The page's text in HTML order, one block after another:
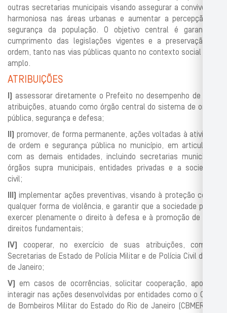
outras secretarias municipais visando assegurar a convivência
harmoniosa nas áreas urbanas e aumentar a percepção de
segurança da população. O objetivo central é garantir o
cumprimento das legislações vigentes e a preservação da
ordem, tanto nas vias públicas quanto no contexto social mais
amplo.
ATRIBUIÇÕES
assessorar diretamente o Prefeito no desempenho de suas
atribuições, atuando como órgão central do sistema de ordem
pública, segurança e defesa;
promover, de forma permanente, ações voltadas à atividade
de ordem e segurança pública no município, em articulação
com as demais entidades, incluindo secretarias municipais,
órgãos supra municipais,entidades privadas e a sociedade
civil;
implementar ações preventivas, visando à proteção contra
qualquer forma de violência, e garantir que a sociedadepossa
exercer plenamente o direito à defesa e à promoção de seus
direitos fundamentais;
IV)
cooperar, no exercício de suas atribuições, com as
Secretarias de Estado de Polícia Militar e de Polícia Civil do Rio
de Janeiro;
V)
em casos de ocorrências, solicitar cooperação, apoiar e
interagir nas ações desenvolvidas por entidades como o Corpo
de Bombeiros Militar do Estado do Rio de Janeiro (CBMERJ), a